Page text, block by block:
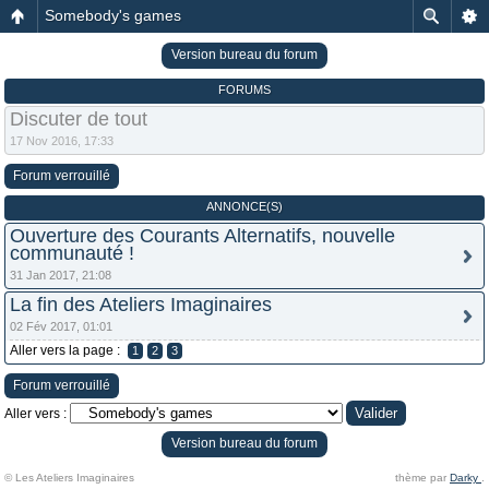
Somebody's games
Version bureau du forum
FORUMS
Discuter de tout
17 Nov 2016, 17:33
Forum verrouillé
ANNONCE(S)
Ouverture des Courants Alternatifs, nouvelle
communauté !
31 Jan 2017, 21:08
La fin des Ateliers Imaginaires
02 Fév 2017, 01:01
Aller vers la page : 1 2 3
Forum verrouillé
Aller vers :
Version bureau du forum
© Les Ateliers Imaginaires thème par Darky